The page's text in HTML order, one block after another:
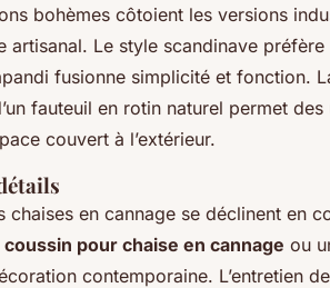
bohèmes côtoient les versions
artisanal. Le style scandinave
fusionne simplicité et fonction.
fauteuil en rotin naturel permet
couvert à l’extérieur.
chaises en cannage se déclinent en
coussin pour chaise en cannage ou
contemporaine. L’entretien